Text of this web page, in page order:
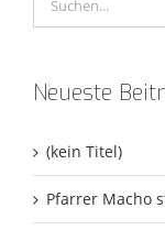
Neueste
(kein Titel)
Pfarrer Macho